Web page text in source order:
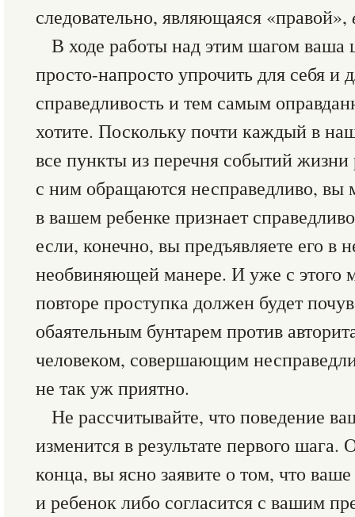
следовательно, являющаяся «правой»,
В ходе работы над этим шагом ваша
просто-напросто упрочить для себя и
справедливость и тем самым
хотите. Поскольку почти каждый в
все пункты из перечня событий жизни
с ним обращаются несправедливо, вы
в вашем ребенке признает
если, конечно, вы предъявляете его в
необвиняющей манере. И уже с этого
повторе проступка должен будет
обаятельным бунтарем против
человеком, совершающим
не так уж приятно.
Не рассчитывайте, что поведение
изменится в результате первого шага.
конца, вы ясно заявите о том, что
и ребенок либо согласится с вашим